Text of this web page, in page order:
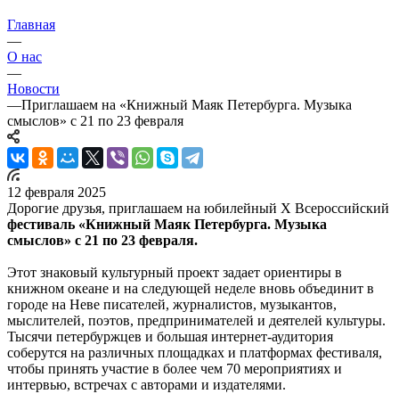
Главная
—
О нас
—
Новости
—Приглашаем на «Книжный Маяк Петербурга. Музыка
смыслов» с 21 по 23 февраля
12 февраля 2025
Дорогие друзья, приглашаем на юбилейный X Всероссийский
фестиваль «Книжный Маяк Петербурга. Музыка
смыслов» с 21 по 23 февраля.
Этот знаковый культурный проект задает ориентиры в
книжном океане и на следующей неделе вновь объединит в
городе на Неве писателей, журналистов, музыкантов,
мыслителей, поэтов, предпринимателей и деятелей культуры.
Тысячи петербуржцев и большая интернет-аудитория
соберутся на различных площадках и платформах фестиваля,
чтобы принять участие в более чем 70 мероприятиях и
интервью, встречах с авторами и издателями.